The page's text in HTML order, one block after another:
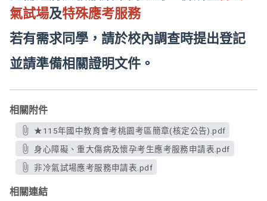
氣試場及特殊應考服務
若有需求同學，請於校內調查時提出登記
並請準備相關證明文件。
相關附件
★115年國中教育會考桃園考區簡章(核定公告).pdf
身心障礙、重大傷病及懷孕考生應考服務申請表.pdf
非冷氣試場應考服務申請表.pdf
相關連結